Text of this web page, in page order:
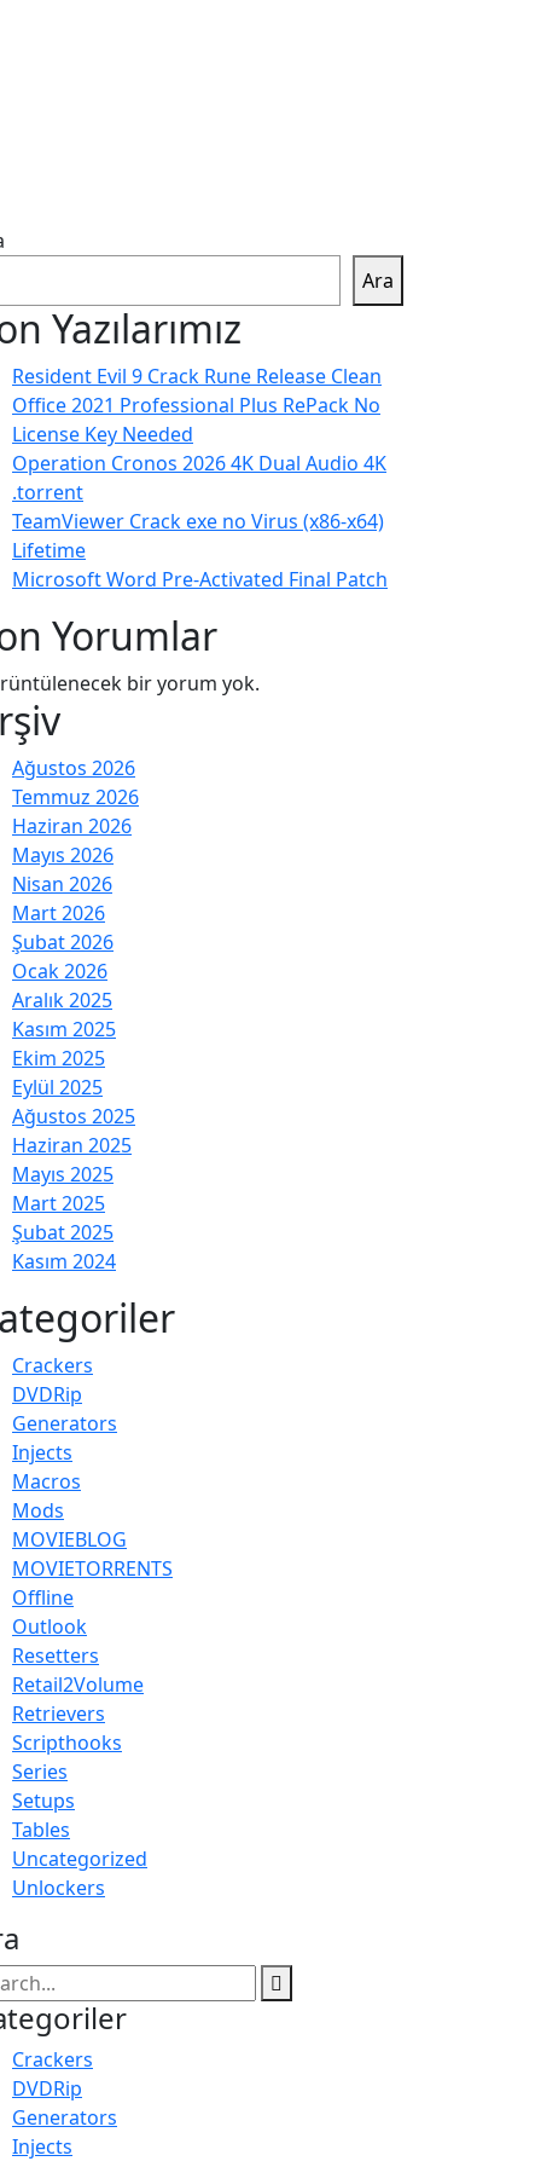
Ara
Yazılarımız
Resident Evil 9 Crack Rune Release Clean
Office 2021 Professional Plus RePack No
License Key Needed
Operation Cronos 2026 4K Dual Audio 4K
.torrent
TeamViewer Crack exe no Virus (x86-x64)
Lifetime
Microsoft Word Pre-Activated Final Patch
Yorumlar
bir yorum yok.
Ağustos 2026
Temmuz 2026
Haziran 2026
Mayıs 2026
Nisan 2026
Mart 2026
Şubat 2026
Ocak 2026
Aralık 2025
Kasım 2025
Ekim 2025
Eylül 2025
Ağustos 2025
Haziran 2025
Mayıs 2025
Mart 2025
Şubat 2025
Kasım 2024
Crackers
DVDRip
Generators
Injects
Macros
Mods
MOVIEBLOG
MOVIETORRENTS
Offline
Outlook
Resetters
Retail2Volume
Retrievers
Scripthooks
Series
Setups
Tables
Uncategorized
Unlockers
Crackers
DVDRip
Generators
Injects